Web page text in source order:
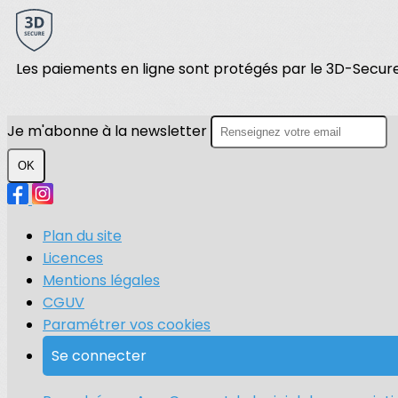
Les paiements en ligne sont protégés par le 3D-
Je m'abonne à la newsletter
OK
Plan du site
Licences
Mentions légales
CGUV
Paramétrer vos cookies
Se connecter